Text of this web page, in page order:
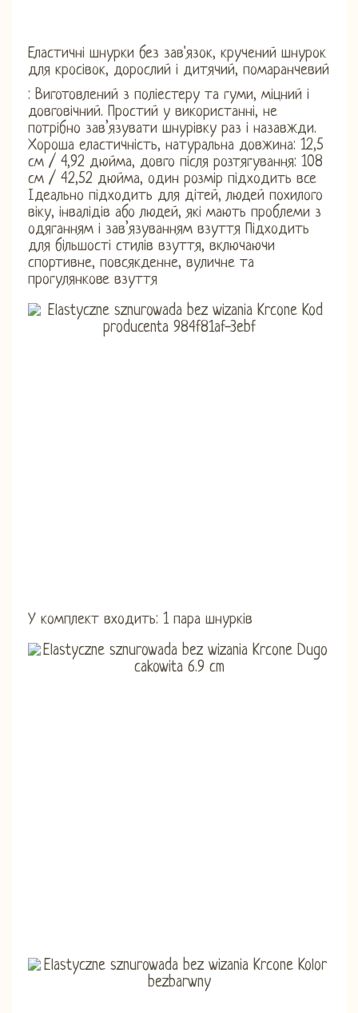
Еластичні шнурки без зав'язок, кручений шнурок
для кросівок, дорослий і дитячий, помаранчевий
: Виготовлений з поліестеру та гуми, міцний і
довговічний. Простий у використанні, не
потрібно зав’язувати шнурівку раз і назавжди.
Хороша еластичність, натуральна довжина: 12,5
см / 4,92 дюйма, довго після розтягування: 108
см / 42,52 дюйма, один розмір підходить все
Ідеально підходить для дітей, людей похилого
віку, інвалідів або людей, які мають проблеми з
одяганням і зав’язуванням взуття Підходить
для більшості стилів взуття, включаючи
спортивне, повсякденне, вуличне та
прогулянкове взуття
У комплект входить: 1 пара шнурків